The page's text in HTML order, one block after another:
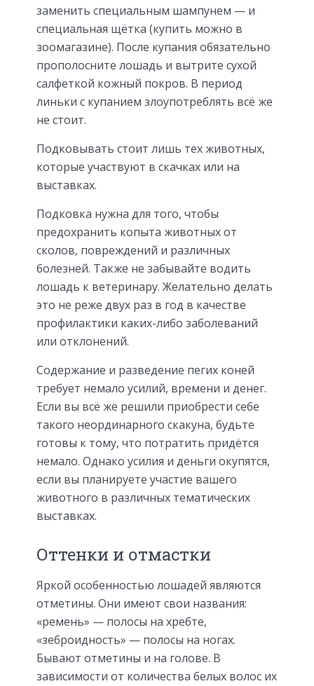
заменить специальным шампунем — и
специальная щётка (купить можно в
зоомагазине). После купания обязательно
прополосните лошадь и вытрите сухой
салфеткой кожный покров. В период
линьки с купанием злоупотреблять всё же
не стоит.
Подковывать стоит лишь тех животных,
которые участвуют в скачках или на
выставках.
Подковка нужна для того, чтобы
предохранить копыта животных от
сколов, повреждений и различных
болезней. Также не забывайте водить
лошадь к ветеринару. Желательно делать
это не реже двух раз в год в качестве
профилактики каких-либо заболеваний
или отклонений.
Содержание и разведение пегих коней
требует немало усилий, времени и денег.
Если вы всё же решили приобрести себе
такого неординарного скакуна, будьте
готовы к тому, что потратить придётся
немало. Однако усилия и деньги окупятся,
если вы планируете участие вашего
животного в различных тематических
выставках.
Оттенки и отмастки
Яркой особенностью лошадей являются
отметины. Они имеют свои названия:
«ремень» — полосы на хребте,
«зеброидность» — полосы на ногах.
Бывают отметины и на голове. В
зависимости от количества белых волос их